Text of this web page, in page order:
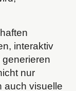
interaktiv
nur
auch visuelle